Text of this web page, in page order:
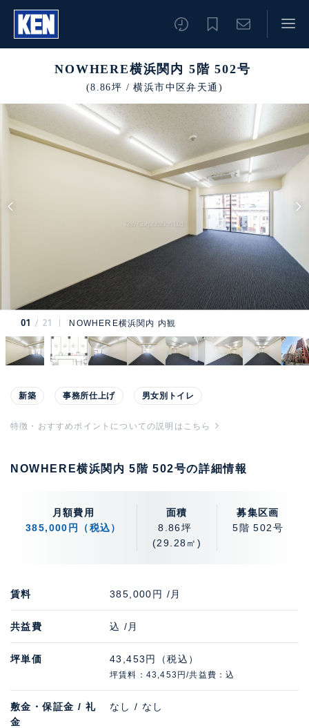
NOWHERE横浜関内 5階 502号
(8.86坪 / 横浜市中区弁天通)
01 21 NOWHERE横浜関内 内観
新築 事務所仕上げ 男女別トイレ
特徴・おすすめポイントについての説明はこちら
NOWHERE横浜関内 5階 502号の詳細情報
月額費用
385,000円（税込）
面積
8.86坪
(29.28㎡)
募集区画
5階 502号
賃料 385,000円 /月
共益費 込 /月
坪単価 43,453円（税込）
坪賃料：43,453円/共益費：込
敷金・保証金 / 礼
金
なし / なし